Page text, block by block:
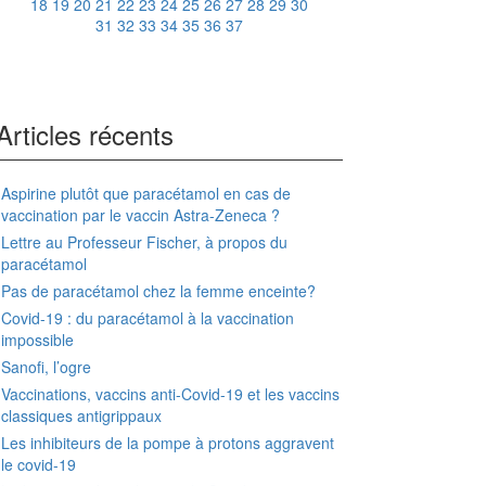
18 19 20 21 22 23 24 25 26 27 28 29 30
31 32 33 34 35 36 37
récents
Aspirine plutôt que paracétamol en cas de
vaccination par le vaccin Astra-Zeneca ?
Lettre au Professeur Fischer, à propos du
paracétamol
Pas de paracétamol chez la femme enceinte?
Covid-19 : du paracétamol à la vaccination
impossible
Sanofi, l’ogre
Vaccinations, vaccins anti-Covid-19 et les vaccins
classiques antigrippaux
Les inhibiteurs de la pompe à protons aggravent
le covid-19